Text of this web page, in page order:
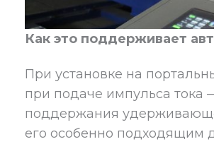
Как это поддерживает
При установке на
при подаче импульса тока
поддержания
его особенно подходящим